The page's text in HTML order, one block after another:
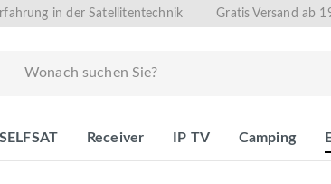
springenin der Satellitentechnik Gratis Versand ab
SELFSAT Receiver IP TV Camping